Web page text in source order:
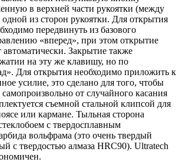
в верхней части рукоятки (между
из сторон рукоятки. Для открытия
передвинуть из базового
«вперед», при этом открытие
Закрытие также
на эту же клавишу, но по
Для открытия необходимо приложить к
усилие, это сделано для того, чтобы
от случайного касания
съемной стальной клипсой для
или кармане. Тыльная сторона
с твердосплавным
вольфрама (это очень твердый
с твердостью алмаза HRC90). Ultratech